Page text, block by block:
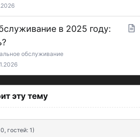
в 2025 году:
обслуживание
эту тему
гостей: 1)